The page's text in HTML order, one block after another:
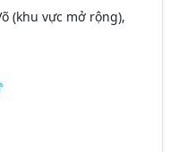
(khu vực mở rộng),